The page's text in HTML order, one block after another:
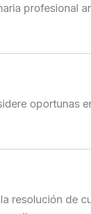
profesional
oportunas
resolución de